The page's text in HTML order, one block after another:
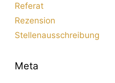
Referat
Rezension
Stellenausschreibung
Meta